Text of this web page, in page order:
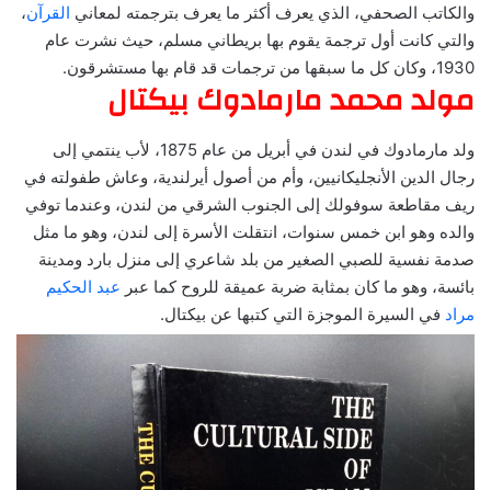
والكاتب الصحفي، الذي يعرف أكثر ما يعرف بترجمته لمعاني القرآن،
والتي كانت أول ترجمة يقوم بها بريطاني مسلم، حيث نشرت عام
1930، وكان كل ما سبقها من ترجمات قد قام بها مستشرقون.
مولد محمد مارمادوك بيكتال
ولد مارمادوك في لندن في أبريل من عام 1875، لأب ينتمي إلى
رجال الدين الأنجليكانيين، وأم من أصول أيرلندية، وعاش طفولته في
ريف مقاطعة سوفولك إلى الجنوب الشرقي من لندن، وعندما توفي
والده وهو ابن خمس سنوات، انتقلت الأسرة إلى لندن، وهو ما مثل
صدمة نفسية للصبي الصغير من بلد شاعري إلى منزل بارد ومدينة
بائسة، وهو ما كان بمثابة ضربة عميقة للروح كما عبر عبد الحكيم
مراد في السيرة الموجزة التي كتبها عن بيكتال.